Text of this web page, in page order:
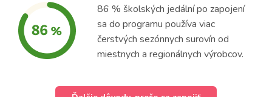
86 % školských jedální po zapojení
sa do programu používa viac
čerstvých sezónnych surovín od
miestnych a regionálnych výrobcov.